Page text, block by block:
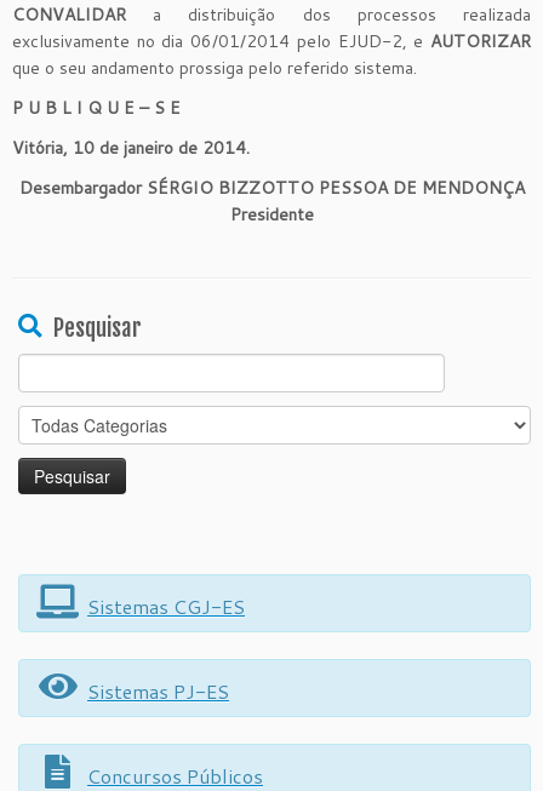
CONVALIDAR a distribuição dos processos realizada
exclusivamente no dia 06/01/2014 pelo EJUD-2, e AUTORIZAR
que o seu andamento prossiga pelo referido sistema.
P U B L I Q U E – S E
Vitória, 10 de janeiro de 2014.
Desembargador SÉRGIO BIZZOTTO PESSOA DE MENDONÇA
Presidente
Pesquisar
Search
for:
Sistemas CGJ-ES
Sistemas PJ-ES
Concursos Públicos